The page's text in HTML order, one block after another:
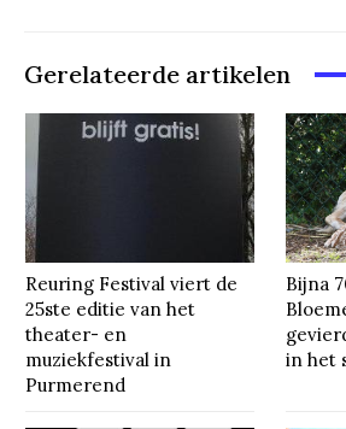
Gerelateerde artikelen
Reuring Festival viert de
25ste editie van het
theater- en
muziekfestival in
Purmerend
Bijna
in het